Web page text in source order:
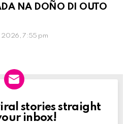
NA DOÑO DI OUTO
2026, 7:55 pm
stories straight
inbox!